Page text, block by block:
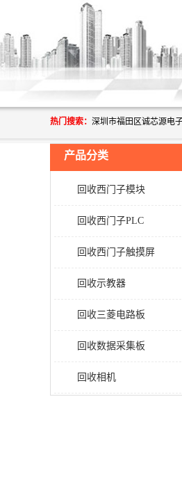
热门搜索：
产品分类
回收西门子模块
回收西门子PLC
回收西门子触摸屏
回收示教器
回收三菱电路板
回收数据采集板
回收相机